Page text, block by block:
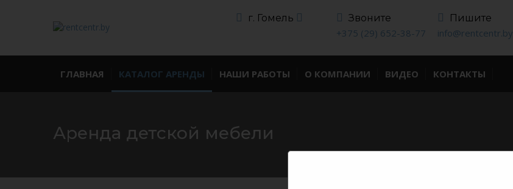
г. Гомель Звоните
+375 (29) 652-38-77
Пишите
info@rentcentr.by
ГЛАВНАЯ КАТАЛОГ АРЕНДЫ НАШИ РАБОТЫ О КОМПАНИИ ВИДЕО КОНТАКТЫ
Аренда детской мебели